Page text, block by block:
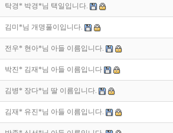
탁경* 박경*님 택일입니다.
김미*님 개명풀이입니다.
전우* 현아*님 아들 이름입니다.
박진* 김재*님 아들 이름입니다
김병* 장다*님 딸 이름입니다.
김재* 유진*님 아들 이름입니다.